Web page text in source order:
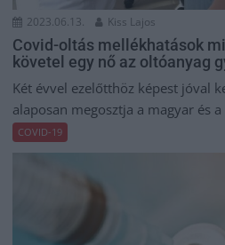
2023.06.13. Kiss Lajos
Covid-oltás mellékhatások
követel egy nő az oltóanyag
Két évvel ezelőtthöz képest jóval
alaposan megosztja a magyar és
COVID-19